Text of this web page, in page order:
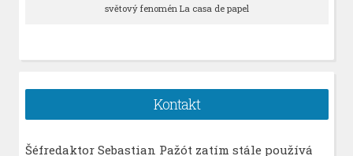
světový fenomén La casa de papel
Kontakt
Šéfredaktor Sebastian Pažót zatím stále používá